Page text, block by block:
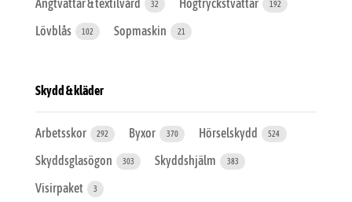
Ångtvättar & textilvård 32 Högtryckstvättar 192
Lövblås 102 Sopmaskin 21
Skydd & kläder
Arbetsskor 292 Byxor 370 Hörselskydd 524
Skyddsglasögon 303 Skyddshjälm 383
Visirpaket 3